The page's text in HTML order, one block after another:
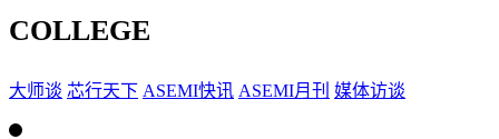
COLLEGE
大师谈 芯行天下 ASEMI快讯 ASEMI月刊 媒体访谈